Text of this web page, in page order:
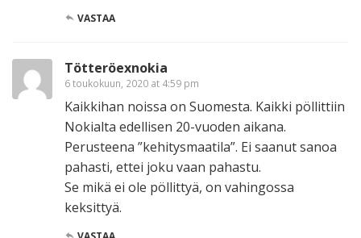
VASTAA
Tötteröexnokia
6 toukokuun, 2020 at 4:59 pm
Kaikkihan noissa on Suomesta. Kaikki pöllittiin
Nokialta edellisen 20-vuoden aikana.
Perusteena ”kehitysmaatila”. Ei saanut sanoa
pahasti, ettei joku vaan pahastu.
Se mikä ei ole pöllittyä, on vahingossa
keksittyä.